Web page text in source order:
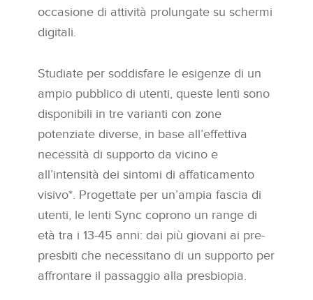
occasione di attività prolungate su schermi
digitali.
Studiate per soddisfare le esigenze di un
ampio pubblico di utenti, queste lenti sono
disponibili in tre varianti con zone
potenziate diverse, in base all’effettiva
necessità di supporto da vicino e
all’intensità dei sintomi di affaticamento
visivo*. Progettate per un’ampia fascia di
utenti, le lenti Sync coprono un range di
età tra i 13-45 anni: dai più giovani ai pre-
presbiti che necessitano di un supporto per
affrontare il passaggio alla presbiopia.